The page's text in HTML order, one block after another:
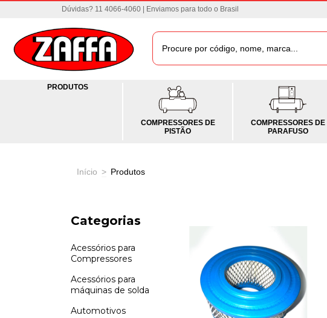
Dúvidas? 11 4066-4060 | Enviamos para todo o Brasil
PRODUTOS
COMPRESSORES DE
PISTÃO
COMPRESSORES DE
PARAFUSO
Início > Produtos
Categorias
Acessórios para
Compressores
Acessórios para
máquinas de solda
Automotivos